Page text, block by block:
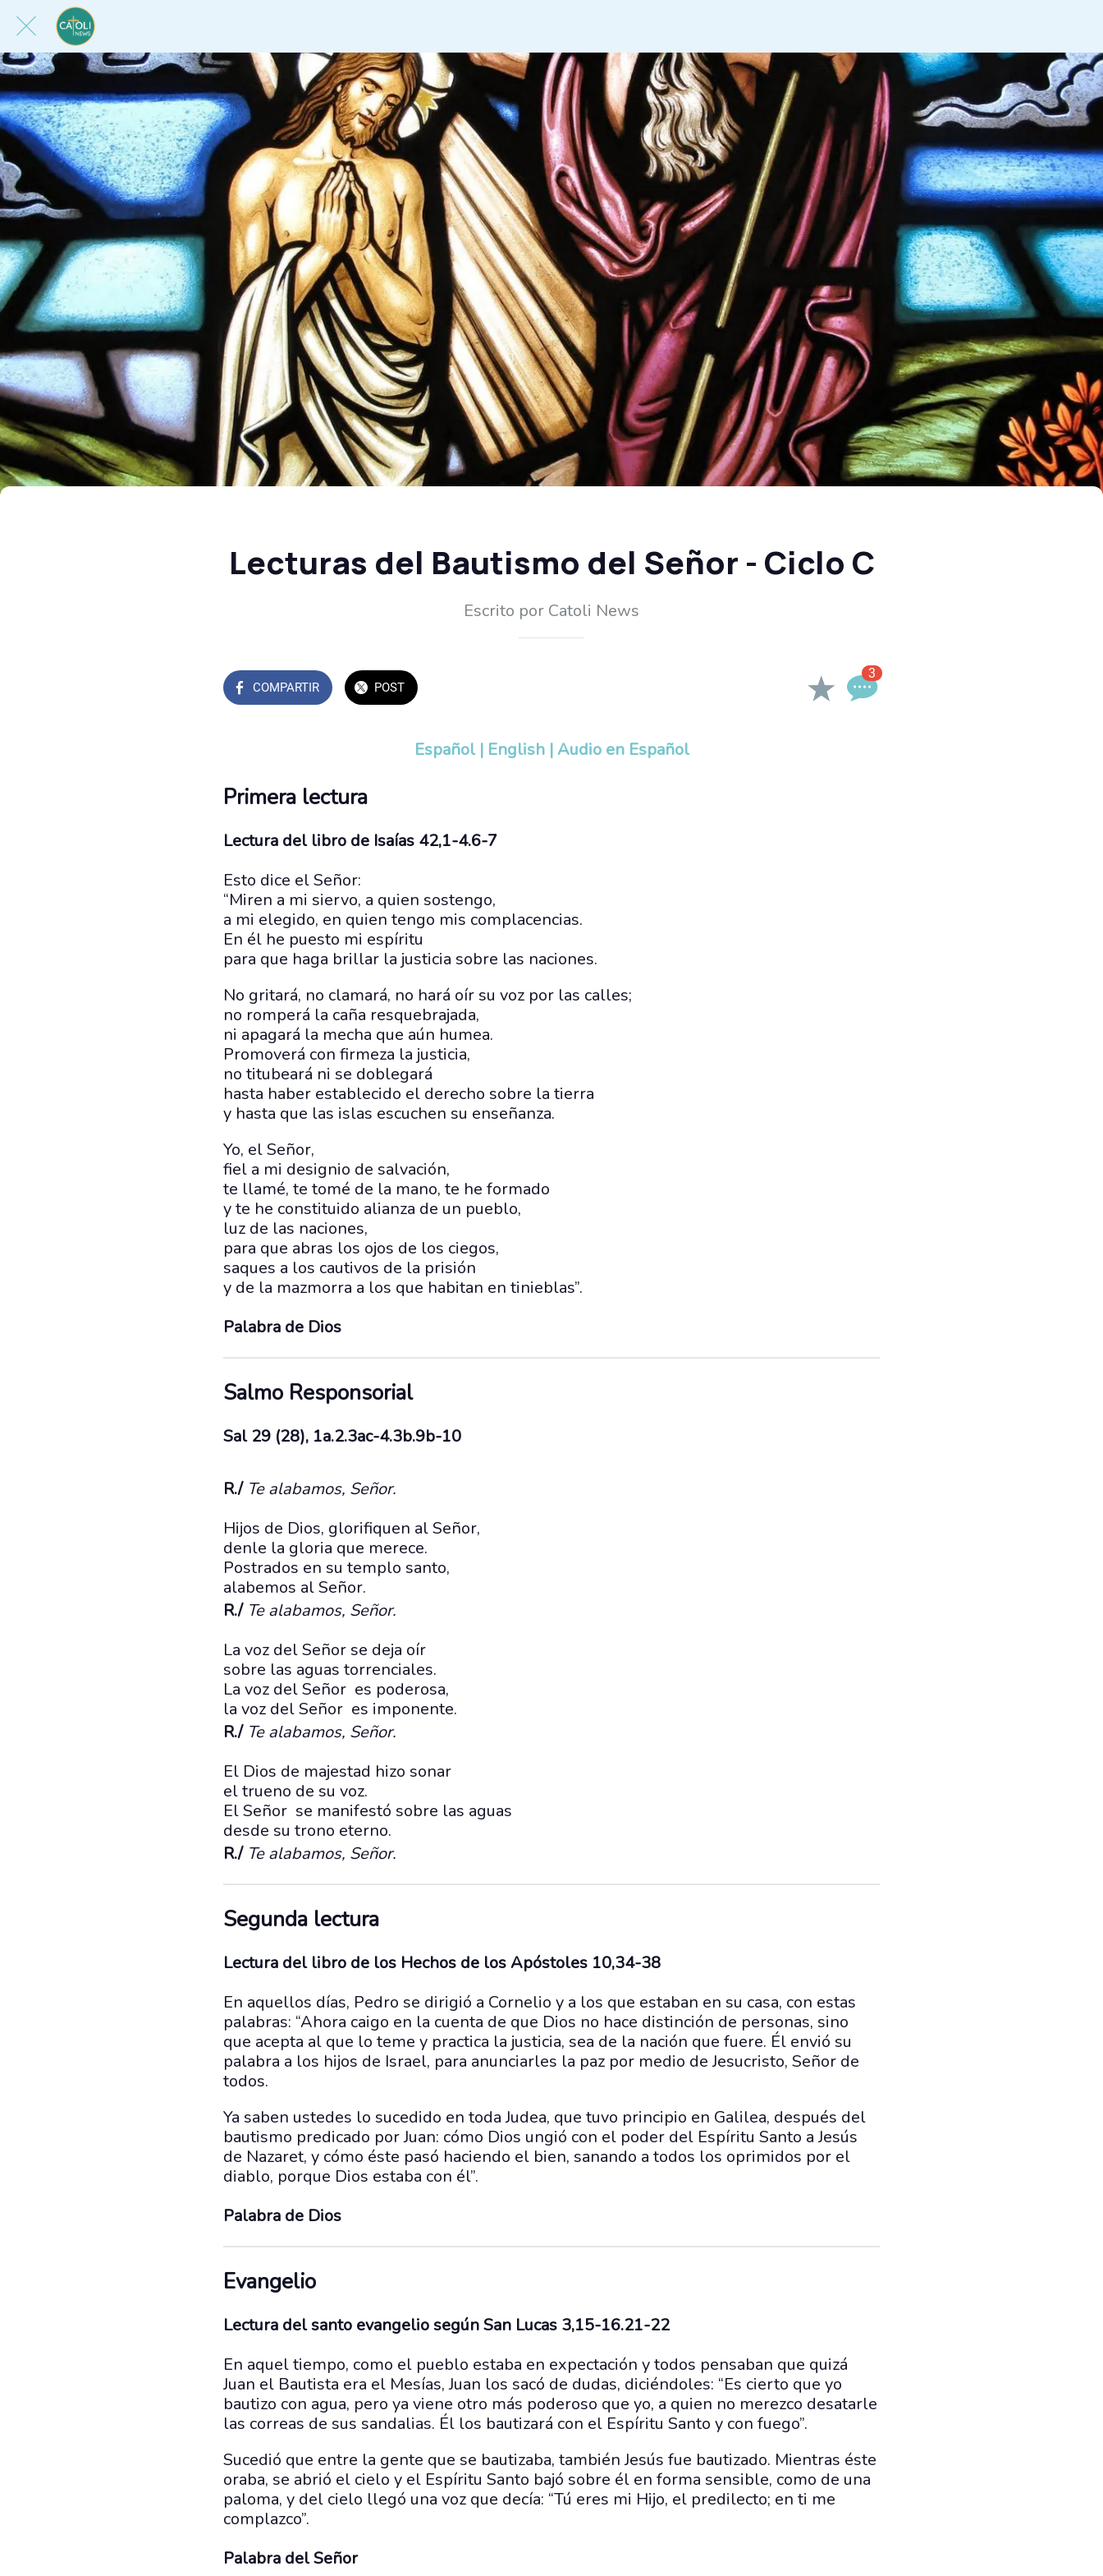
Lecturas del Bautismo del Señor - Ciclo C
Escrito por Catoli News
3
COMPARTIR POST
Español | English | Audio en Español
Primera lectura
Lectura del libro de Isaías 42,1-4.6-7
Esto dice el Señor:
“Miren a mi siervo, a quien sostengo,
a mi elegido, en quien tengo mis complacencias.
En él he puesto mi espíritu
para que haga brillar la justicia sobre las naciones.
No gritará, no clamará, no hará oír su voz por las calles;
no romperá la caña resquebrajada,
ni apagará la mecha que aún humea.
Promoverá con firmeza la justicia,
no titubeará ni se doblegará
hasta haber establecido el derecho sobre la tierra
y hasta que las islas escuchen su enseñanza.
Yo, el Señor,
fiel a mi designio de salvación,
te llamé, te tomé de la mano, te he formado
y te he constituido alianza de un pueblo,
luz de las naciones,
para que abras los ojos de los ciegos,
saques a los cautivos de la prisión
y de la mazmorra a los que habitan en tinieblas”.
Palabra de Dios
Salmo Responsorial
Sal 29 (28), 1a.2.3ac-4.3b.9b-10
R./ Te alabamos, Señor.
Hijos de Dios, glorifiquen al Señor,
denle la gloria que merece.
Postrados en su templo santo,
alabemos al Señor.
R./ Te alabamos, Señor.
La voz del Señor se deja oír
sobre las aguas torrenciales.
La voz del Señor es poderosa,
la voz del Señor es imponente.
R./ Te alabamos, Señor.
El Dios de majestad hizo sonar
el trueno de su voz.
El Señor se manifestó sobre las aguas
desde su trono eterno.
R./ Te alabamos, Señor.
Segunda lectura
Lectura del libro de los Hechos de los Apóstoles 10,34-38
En aquellos días, Pedro se dirigió a Cornelio y a los que estaban en su casa, con estas
palabras: “Ahora caigo en la cuenta de que Dios no hace distinción de personas, sino
que acepta al que lo teme y practica la justicia, sea de la nación que fuere. Él envió su
palabra a los hijos de Israel, para anunciarles la paz por medio de Jesucristo, Señor de
todos.
Ya saben ustedes lo sucedido en toda Judea, que tuvo principio en Galilea, después del
bautismo predicado por Juan: cómo Dios ungió con el poder del Espíritu Santo a Jesús
de Nazaret, y cómo éste pasó haciendo el bien, sanando a todos los oprimidos por el
diablo, porque Dios estaba con él”.
Palabra de Dios
Evangelio
Lectura del santo evangelio según San Lucas 3,15-16.21-22
En aquel tiempo, como el pueblo estaba en expectación y todos pensaban que quizá
Juan el Bautista era el Mesías, Juan los sacó de dudas, diciéndoles: “Es cierto que yo
bautizo con agua, pero ya viene otro más poderoso que yo, a quien no merezco desatarle
las correas de sus sandalias. Él los bautizará con el Espíritu Santo y con fuego”.
Sucedió que entre la gente que se bautizaba, también Jesús fue bautizado. Mientras éste
oraba, se abrió el cielo y el Espíritu Santo bajó sobre él en forma sensible, como de una
paloma, y del cielo llegó una voz que decía: “Tú eres mi Hijo, el predilecto; en ti me
complazco”.
Palabra del Señor